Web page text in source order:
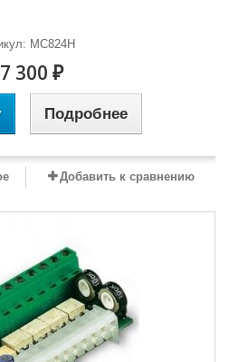
MC824H
300 ₽
Подробнее
Добавить к сравнению